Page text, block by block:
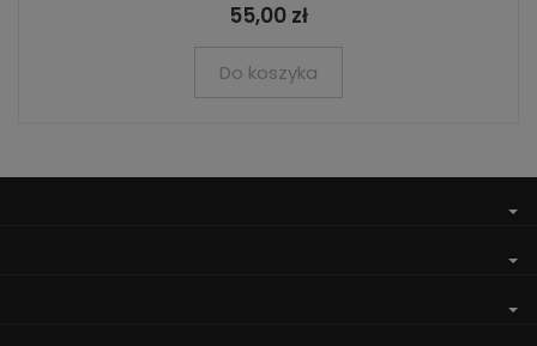
55,00 zł
Do koszyka